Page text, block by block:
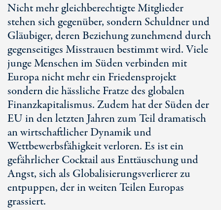
Nicht mehr gleichberechtigte Mitglieder
stehen sich gegenüber, sondern Schuldner und
Gläubiger, deren Beziehung zunehmend durch
gegenseitiges Misstrauen bestimmt wird. Viele
junge Menschen im Süden verbinden mit
Europa nicht mehr ein Friedensprojekt
sondern die hässliche Fratze des globalen
Finanzkapitalismus. Zudem hat der Süden der
EU in den letzten Jahren zum Teil dramatisch
an wirtschaftlicher Dynamik und
Wettbewerbsfähigkeit verloren. Es ist ein
gefährlicher Cocktail aus Enttäuschung und
Angst, sich als Globalisierungsverlierer zu
entpuppen, der in weiten Teilen Europas
grassiert.